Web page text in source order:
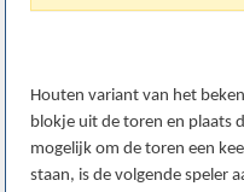
Houten variant van het
blokje uit de toren en plaats
mogelijk om de toren een
staan, is de volgende speler